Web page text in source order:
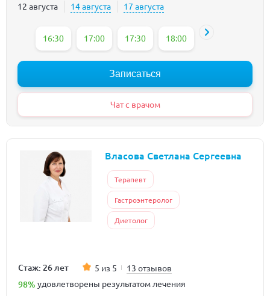
12 августа 14 августа 17 августа
16:30 17:00 17:30 18:00
Записаться
Чат с врачом
Власова Светлана Сергеевна
Терапевт
Гастроэнтеролог
Диетолог
Стаж: 26 лет 5 из 5 13 отзывов
98% удовлетворены результатом лечения